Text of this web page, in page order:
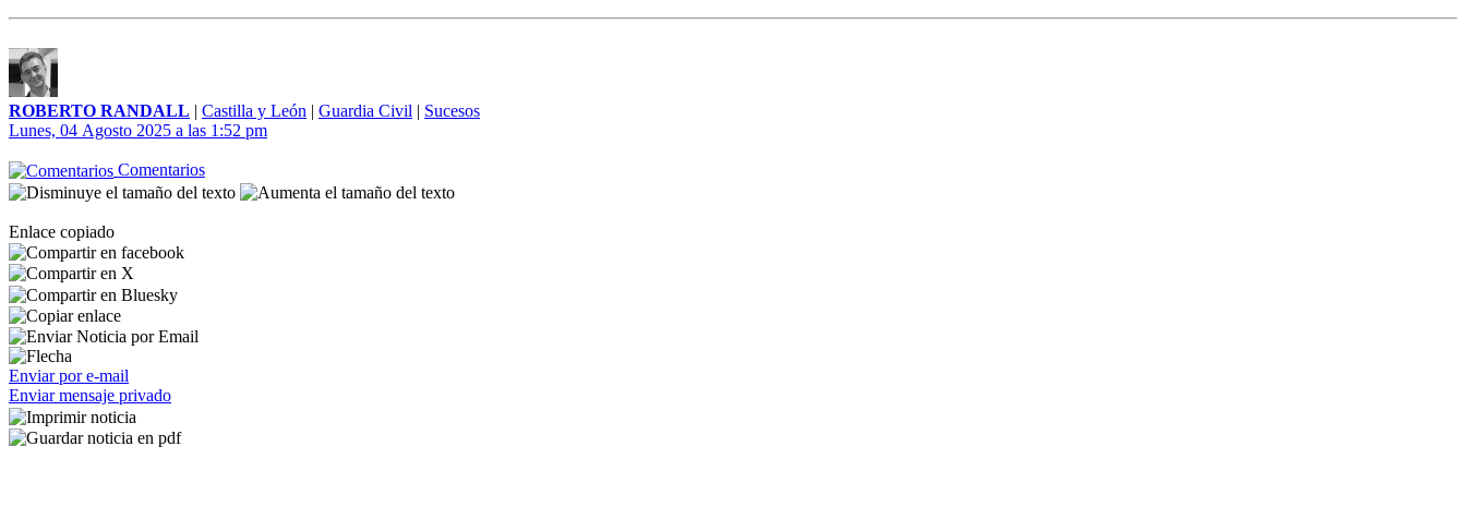
ROBERTO RANDALL | Castilla y León | Guardia Civil | Sucesos
Lunes, 04 Agosto 2025 a las 1:52 pm
Comentarios
Enlace copiado
Enviar por e-mail
Enviar mensaje privado